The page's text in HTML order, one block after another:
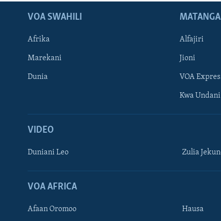
VOA SWAHILI
Afrika
Marekani
Dunia
Alfajiri
Jioni
VOA
Kwa Undani
VIDEO
Duniani Leo Zulia
VOA AFRICA
Afaan Oromoo Hausa